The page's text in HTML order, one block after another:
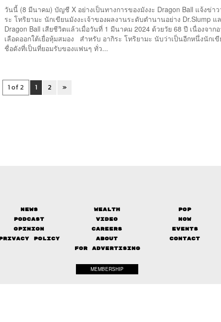
วันนี้ (8 มีนาคม) บัญชี X อย่างเป็นทางการของมังงะ Dragon Ball แจ้งข่าว
ระ โทริยามะ นักเขียนมังงะเจ้าของผลงานระดับตำนานอย่าง Dr.Slump แ
Dragon Ball เสียชีวิตแล้วเมื่อวันที่ 1 มีนาคม 2024 ด้วยวัย 68 ปี เนื่องจาก
เลือดออกใต้เยื่อหุ้มสมอง สำหรับ อากิระ โทริยามะ นับว่าเป็นอีกหนึ่งนักเขี
ชื่อดังที่เป็นที่ยอมรับของแฟนๆ ทั่ว...
1 of 2 1 2 »
News Wealth
Pop
Podcast
Video
Now
Opinion
Careers
Events
Privacy Policy
About
Contact
FOR ADVERTISING
MEMBERSHIP